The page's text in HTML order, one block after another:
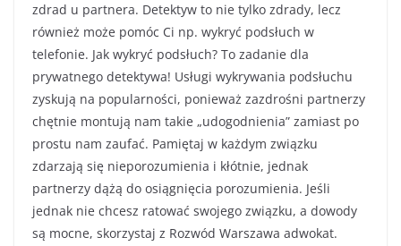
zdrad u partnera. Detektyw to nie tylko zdrady, lecz
również może pomóc Ci np. wykryć podsłuch w
telefonie. Jak wykryć podsłuch? To zadanie dla
prywatnego detektywa! Usługi wykrywania podsłuchu
zyskują na popularności, ponieważ zazdrośni partnerzy
chętnie montują nam takie „udogodnienia” zamiast po
prostu nam zaufać. Pamiętaj w każdym związku
zdarzają się nieporozumienia i kłótnie, jednak
partnerzy dążą do osiągnięcia porozumienia. Jeśli
jednak nie chcesz ratować swojego związku, a dowody
są mocne, skorzystaj z Rozwód Warszawa adwokat.